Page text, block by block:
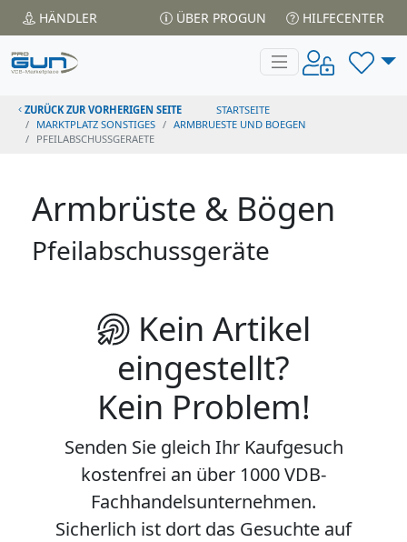
HÄNDLER ÜBER PROGUN HILFECENTER
ZURÜCK ZUR VORHERIGEN SEITE
STARTSEITE
MARKTPLATZ SONSTIGES
ARMBRUESTE UND BOEGEN
PFEILABSCHUSSGERAETE
Armbrüste & Bögen
Pfeilabschussgeräte
Kein Artikel
eingestellt?
Kein Problem!
Senden Sie gleich Ihr Kaufgesuch
kostenfrei an über 1000 VDB-
Fachhandelsunternehmen.
Sicherlich ist dort das Gesuchte auf